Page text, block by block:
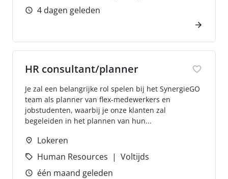
4 dagen geleden
HR consultant/planner
Je zal een belangrijke rol spelen bij het SynergieGO
team als planner van flex-medewerkers en
jobstudenten, waarbij je onze klanten zal
begeleiden in het plannen van hun...
Lokeren
Human Resources
Voltijds
één maand geleden